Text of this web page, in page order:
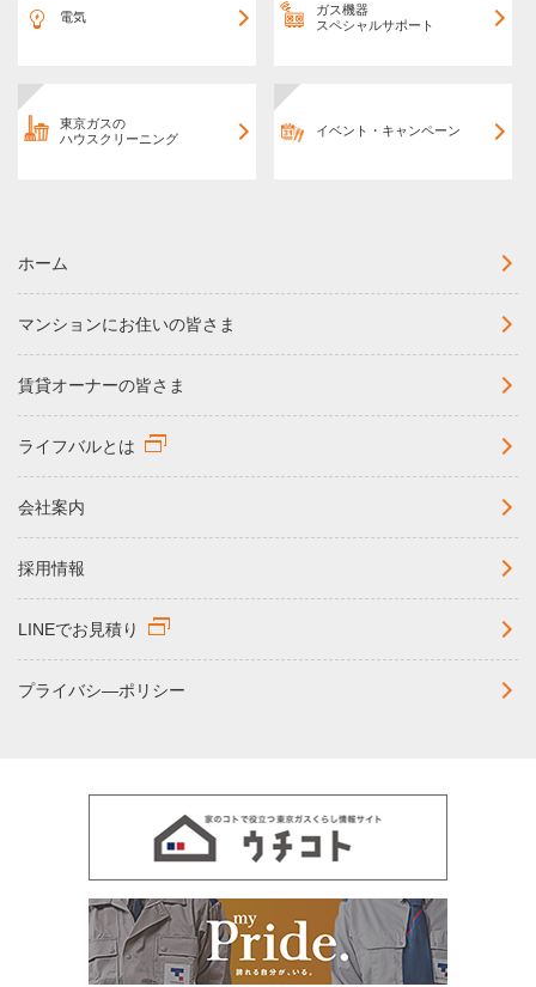
電気
ガス機器
スペシャルサポート
東京ガスの
ハウスクリーニング
イベント・キャンペーン
ホーム
マンションにお住いの皆さま
賃貸オーナーの皆さま
ライフバルとは
会社案内
採用情報
LINEでお見積り
プライバシ―ポリシー